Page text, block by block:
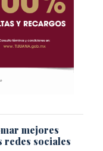
mejores
redes sociales